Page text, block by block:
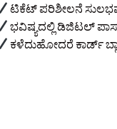
ಟಿಕೆಟ್ ಪರಿಶೀಲನೆ
ಭವಿಷ್ಯದಲ್ಲಿ ಡಿಜಿಟಲ್ ಪಾಸ್
ಕಳೆದುಹೋದರೆ ಕಾರ್ಡ್